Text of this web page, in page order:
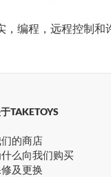
，编程，远程控制
TAKETOYS
的商店
么向我们购买
及更换